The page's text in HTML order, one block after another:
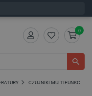
0
CZUJNIKI MULTIFUNKCYJNE